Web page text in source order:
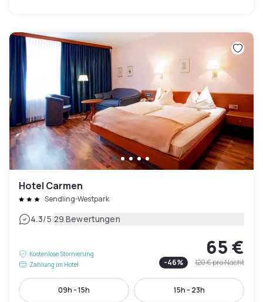
Hotel Carmen
Sendling-Westpark
4.3/5|29 Bewertungen
Kostenlose Stornierung
Zahlung im Hotel
65 €
-46% 120 €pro Nacht
09h - 15h 15h - 23h